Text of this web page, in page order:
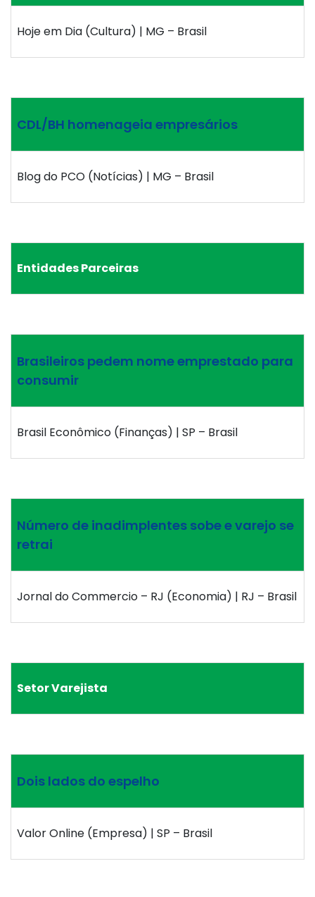
Hoje em Dia (Cultura) | MG – Brasil
CDL/BH homenageia empresários
Blog do PCO (Notícias) | MG – Brasil
Entidades Parceiras
Brasileiros pedem nome emprestado para
consumir
Brasil Econômico (Finanças) | SP – Brasil
Número de inadimplentes sobe e varejo se
retrai
Jornal do Commercio – RJ (Economia) | RJ – Brasil
Setor Varejista
Dois lados do espelho
Valor Online (Empresa) | SP – Brasil